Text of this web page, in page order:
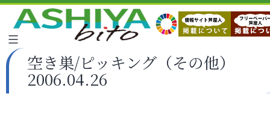
空き巣/ピッキング（その他）
2006.04.26